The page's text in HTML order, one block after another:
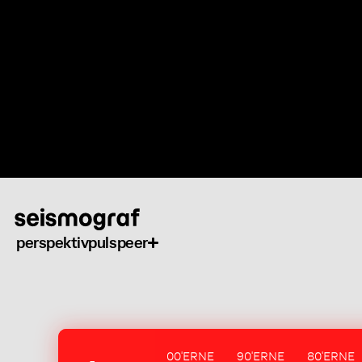
perspektivpulspeer
00'ERNE 90'ERNE 80'ERNE